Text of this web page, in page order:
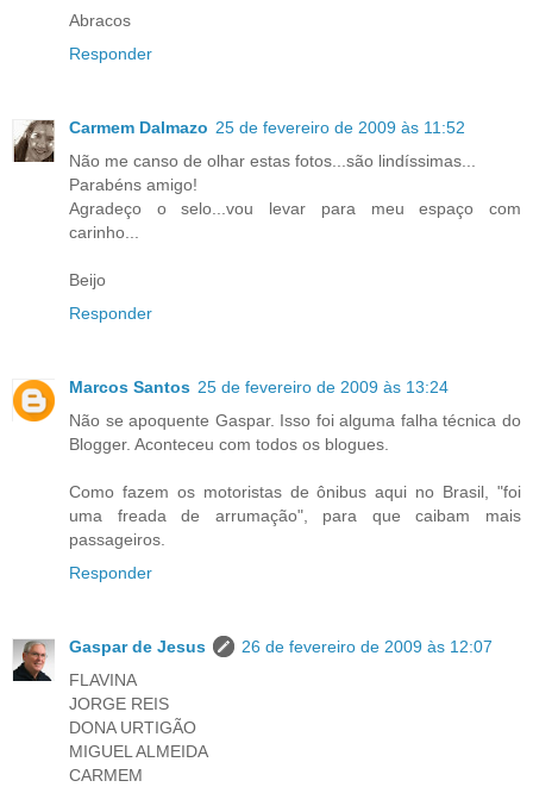
Abracos
Responder
Carmem Dalmazo 25 de fevereiro de 2009 às 11:52
Não me canso de olhar estas fotos...são lindíssimas...
Parabéns amigo!
Agradeço o selo...vou levar para meu espaço com
carinho...
Beijo
Responder
Marcos Santos 25 de fevereiro de 2009 às 13:24
Não se apoquente Gaspar. Isso foi alguma falha técnica do
Blogger. Aconteceu com todos os blogues.
Como fazem os motoristas de ônibus aqui no Brasil, "foi
uma freada de arrumação", para que caibam mais
passageiros.
Responder
Gaspar de Jesus
26 de fevereiro de 2009 às 12:07
FLAVINA
JORGE REIS
DONA URTIGÃO
MIGUEL ALMEIDA
CARMEM